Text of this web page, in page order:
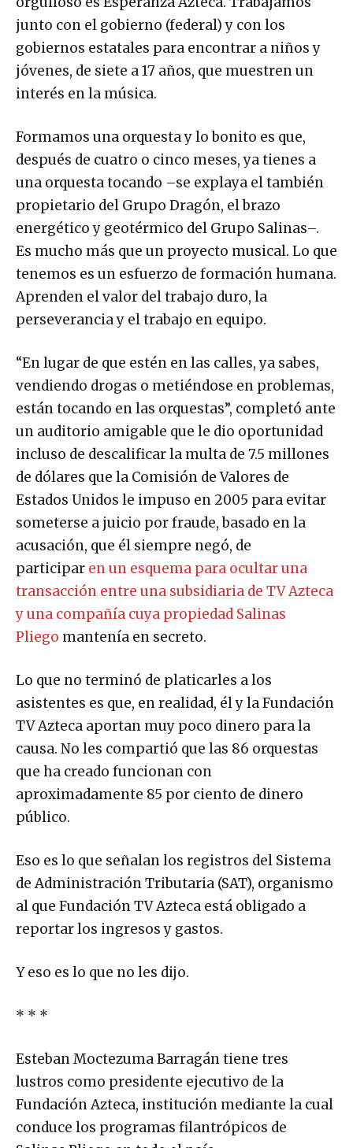
orgulloso es Esperanza Azteca. Trabajamos
junto con el gobierno (federal) y con los
gobiernos estatales para encontrar a niños y
jóvenes, de siete a 17 años, que muestren un
interés en la música.
Formamos una orquesta y lo bonito es que,
después de cuatro o cinco meses, ya tienes a
una orquesta tocando –se explaya el también
propietario del Grupo Dragón, el brazo
energético y geotérmico del Grupo Salinas–.
Es mucho más que un proyecto musical. Lo que
tenemos es un esfuerzo de formación humana.
Aprenden el valor del trabajo duro, la
perseverancia y el trabajo en equipo.
“En lugar de que estén en las calles, ya sabes,
vendiendo drogas o metiéndose en problemas,
están tocando en las orquestas”, completó ante
un auditorio amigable que le dio oportunidad
incluso de descalificar la multa de 7.5 millones
de dólares que la Comisión de Valores de
Estados Unidos le impuso en 2005 para evitar
someterse a juicio por fraude, basado en la
acusación, que él siempre negó, de
participar en un esquema para ocultar una
transacción entre una subsidiaria de TV Azteca
y una compañía cuya propiedad Salinas
Pliego mantenía en secreto.
Lo que no terminó de platicarles a los
asistentes es que, en realidad, él y la Fundación
TV Azteca aportan muy poco dinero para la
causa. No les compartió que las 86 orquestas
que ha creado funcionan con
aproximadamente 85 por ciento de dinero
público.
Eso es lo que señalan los registros del Sistema
de Administración Tributaria (SAT), organismo
al que Fundación TV Azteca está obligado a
reportar los ingresos y gastos.
Y eso es lo que no les dijo.
Esteban Moctezuma Barragán tiene tres
lustros como presidente ejecutivo de la
Fundación Azteca, institución mediante la cual
conduce los programas filantrópicos de